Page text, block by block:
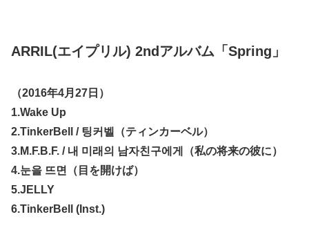
ARRIL(エイプリル) 2ndアルバム「Spring」
（2016年4月27日）
1.Wake Up
2.TinkerBell / 팅커벨（ティンカーベル）
3.M.F.B.F. / 내 미래의 남자친구에게（私の将来の彼に）
4.눈을 뜨면（目を開けば）
5.JELLY
6.TinkerBell (Inst.)